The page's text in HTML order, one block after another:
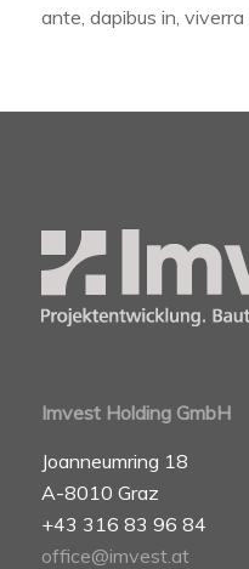
ante, dapibus in,
Imvest Holding GmbH
Joanneumring 18
A-8010 Graz
+43 316 83 96 84
office@imvest.at